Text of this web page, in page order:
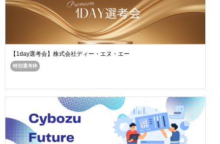
【1day選考会】株式会社ディー・エヌ・エー
特別選考枠